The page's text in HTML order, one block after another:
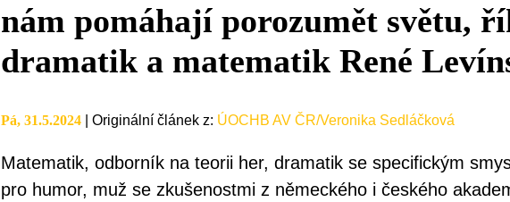
nám pomáhají porozumět světu,
dramatik a matematik René
Pá, 31.5.2024 Originální článek z: ÚOCHB AV ČR/Veronika Sedláčková
Matematik, odborník na teorii her, dramatik se specifickým
pro humor, muž se zkušenostmi z německého i českého